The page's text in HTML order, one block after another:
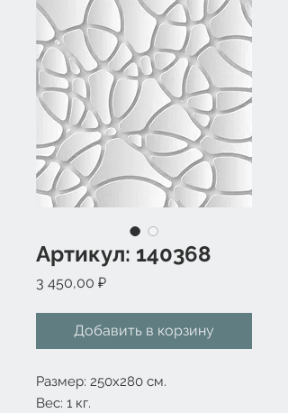
Артикул: 140368
3 450,00 ₽Цена
Добавить в корзину
Размер: 250x280 см.
Вес: 1 кг.